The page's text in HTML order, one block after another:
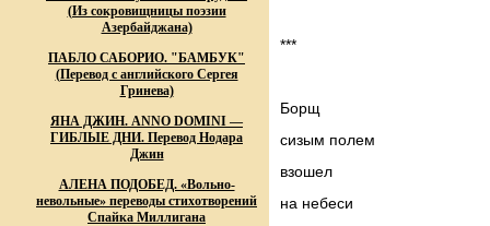
(Из сокровищницы поэзии
Азербайджана)
ПАБЛО САБОРИО. "БАМБУК"
(Перевод с английского Сергея
Гринева)
ЯНА ДЖИН. ANNO DOMINI —
ГИБЛЫЕ ДНИ. Перевод Нодара
Джин
АЛЕНА ПОДОБЕД. «Вольно-
невольные» переводы стихотворений
Спайка Миллигана
***
Борщ
сизым полем
взошел
на небеси